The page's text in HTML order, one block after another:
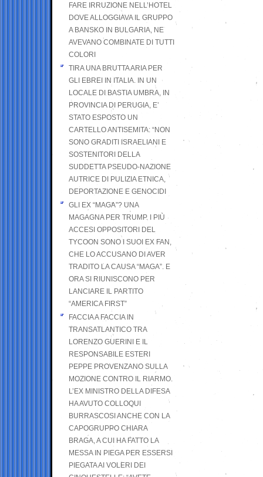
FARE IRRUZIONE NELL’HOTEL
DOVE ALLOGGIAVA IL GRUPPO
A BANSKO IN BULGARIA, NE
AVEVANO COMBINATE DI TUTTI
COLORI
TIRA UNA BRUTTA ARIA PER
GLI EBREI IN ITALIA. IN UN
LOCALE DI BASTIA UMBRA, IN
PROVINCIA DI PERUGIA, E’
STATO ESPOSTO UN
CARTELLO ANTISEMITA: “NON
SONO GRADITI ISRAELIANI E
SOSTENITORI DELLA
SUDDETTA PSEUDO-NAZIONE
AUTRICE DI PULIZIA ETNICA,
DEPORTAZIONE E GENOCIDI
GLI EX “MAGA”? UNA
MAGAGNA PER TRUMP. I PIÙ
ACCESI OPPOSITORI DEL
TYCOON SONO I SUOI EX FAN,
CHE LO ACCUSANO DI AVER
TRADITO LA CAUSA “MAGA”. E
ORA SI RIUNISCONO PER
LANCIARE IL PARTITO
“AMERICA FIRST”
FACCIA A FACCIA IN
TRANSATLANTICO TRA
LORENZO GUERINI E IL
RESPONSABILE ESTERI
PEPPE PROVENZANO SULLA
MOZIONE CONTRO IL RIARMO.
L’EX MINISTRO DELLA DIFESA
HA AVUTO COLLOQUI
BURRASCOSI ANCHE CON LA
CAPOGRUPPO CHIARA
BRAGA, A CUI HA FATTO LA
MESSA IN PIEGA PER ESSERSI
PIEGATA AI VOLERI DEI